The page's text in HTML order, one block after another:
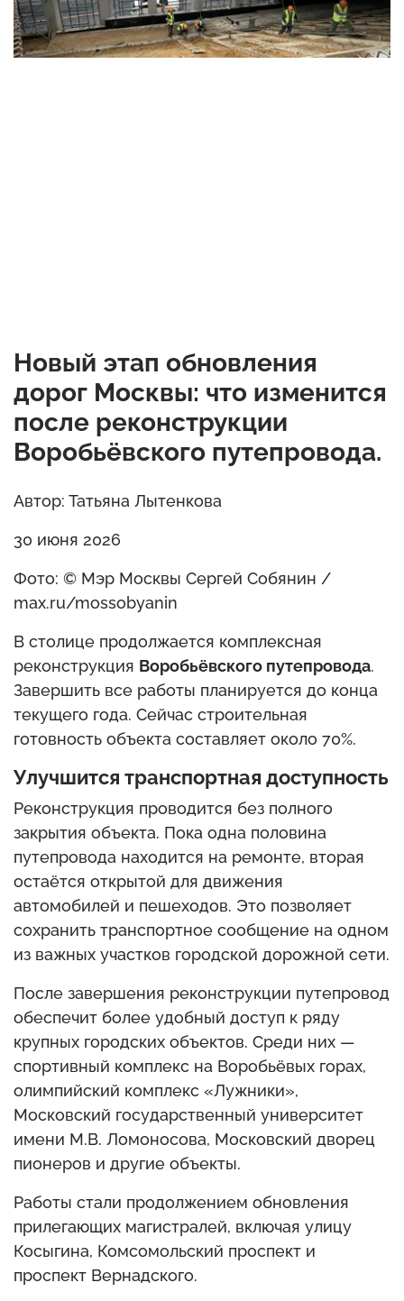
Новый этап обновления
дорог Москвы: что изменится
после реконструкции
Воробьёвского путепровода.
Автор: Татьяна Лытенкова
30 июня 2026
Фото: © Мэр Москвы Сергей Собянин /
max.ru/mossobyanin
В столице продолжается комплексная
реконструкция Воробьёвского путепровода.
Завершить все работы планируется до конца
текущего года. Сейчас строительная
готовность объекта составляет около 70%.
Улучшится транспортная доступность
Реконструкция проводится без полного
закрытия объекта. Пока одна половина
путепровода находится на ремонте, вторая
остаётся открытой для движения
автомобилей и пешеходов. Это позволяет
сохранить транспортное сообщение на одном
из важных участков городской дорожной сети.
После завершения реконструкции путепровод
обеспечит более удобный доступ к ряду
крупных городских объектов. Среди них —
спортивный комплекс на Воробьёвых горах,
олимпийский комплекс «Лужники»,
Московский государственный университет
имени М.В. Ломоносова, Московский дворец
пионеров и другие объекты.
Работы стали продолжением обновления
прилегающих магистралей, включая улицу
Косыгина, Комсомольский проспект и
проспект Вернадского.